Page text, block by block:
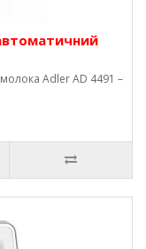
Adler AD 4491 –